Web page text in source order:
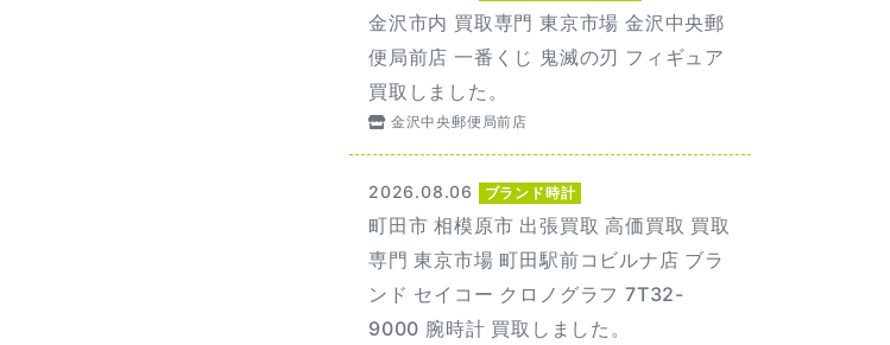
金沢市内 買取専門 東京市場 金沢中央郵
便局前店 一番くじ 鬼滅の刃 フィギュア
買取しました。
金沢中央郵便局前店
2026.08.06 ブランド時計
町田市 相模原市 出張買取 高価買取 買取
専門 東京市場 町田駅前コビルナ店 ブラ
ンド セイコー クロノグラフ 7T32-
9000 腕時計 買取しました。